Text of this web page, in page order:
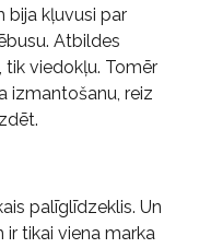
bija kļuvusi par
Atbildes
tik viedokļu. Tomēr
izmantošanu, reiz
palīglīdzeklis. Un
ir tikai viena marka